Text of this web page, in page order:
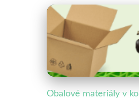
Obaly ve specifických
Zelené
26. 6. 2025 · 3 min čtení ·
Obalové materiály v